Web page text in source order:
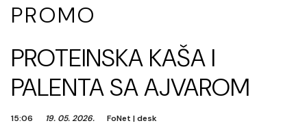
PROMO
PROTEINSKA KAŠA I
PALENTA SA AJVAROM
15:06 19. 05. 2026. FoNet |desk